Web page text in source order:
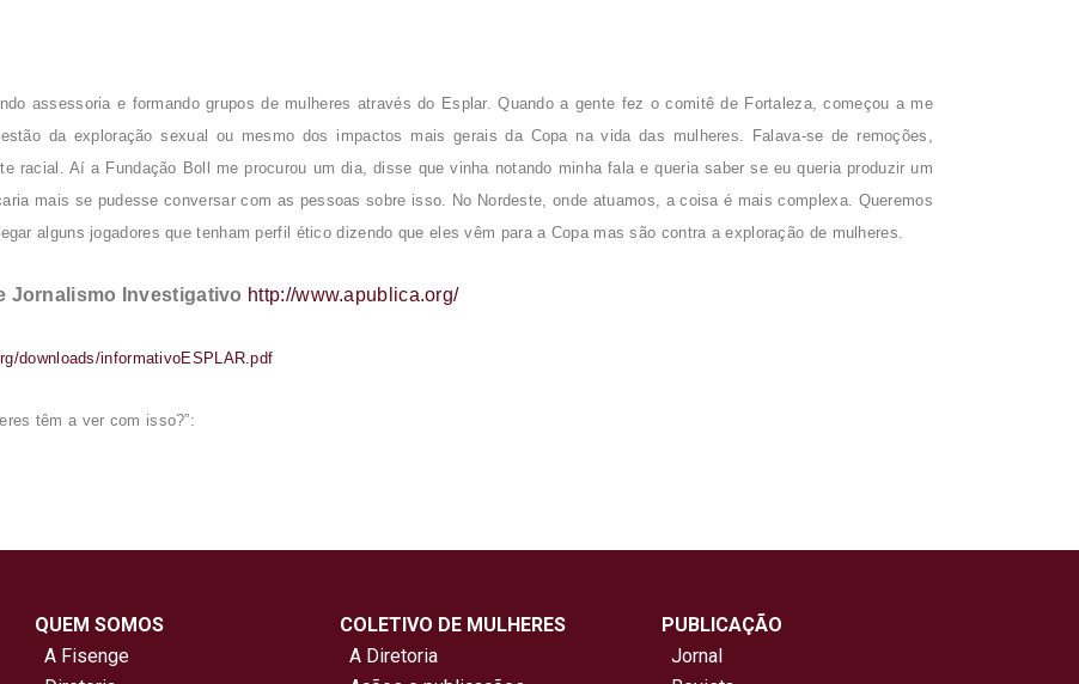
assessoria e formando grupos de mulheres através do Esplar. Quando a gente fez o comitê de Fortaleza, começou a me
da exploração sexual ou mesmo dos impactos mais gerais da Copa na vida das mulheres. Falava-se de remoções,
racial. Aí a Fundação Boll me procurou um dia, disse que vinha notando minha fala e queria saber se eu queria produzir um
mais se pudesse conversar com as pessoas sobre isso. No Nordeste, onde atuamos, a coisa é mais complexa. Queremos
alguns jogadores que tenham perfil ético dizendo que eles vêm para a Copa mas são contra a exploração de mulheres.
Jornalismo Investigativo http://www.apublica.org/
downloads/informativoESPLAR.pdf
têm a ver com isso?”:
QUEM SOMOS
A Fisenge
COLETIVO DE MULHERES
A Diretoria
PUBLICAÇÃO
Jornal